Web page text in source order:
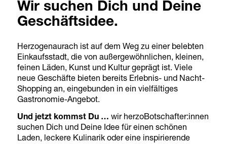
Wir suchen Dich und Deine
Geschäftsidee.
Herzogenaurach ist auf dem Weg zu einer belebten
Einkaufsstadt, die von außergewöhnlichen, kleinen,
feinen Läden, Kunst und Kultur geprägt ist. Viele
neue Geschäfte bieten bereits Erlebnis- und Nacht-
Shopping an, eingebunden in ein vielfältiges
Gastronomie-Angebot.
Und jetzt kommst Du … wir herzoBotschafter:innen
suchen Dich und Deine Idee für einen schönen
Laden, leckere Kulinarik oder eine inspirierende